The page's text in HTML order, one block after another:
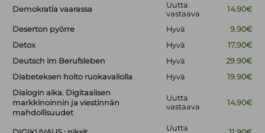
Demokratia vaarassa
Uutta
vastaava
14.90€
Deserton pyörre Hyvä
9.90€
Detox
Hyvä
17.90€
Deutsch im Berufsleben
Hyvä
29.90€
Diabeteksen hoito ruokavaliolla
Hyvä
19.90€
Dialogin aika. Digitaalisen
markkinoinnin ja viestinnän
mahdollisuudet
Uutta
vastaava
14.90€
Uutta